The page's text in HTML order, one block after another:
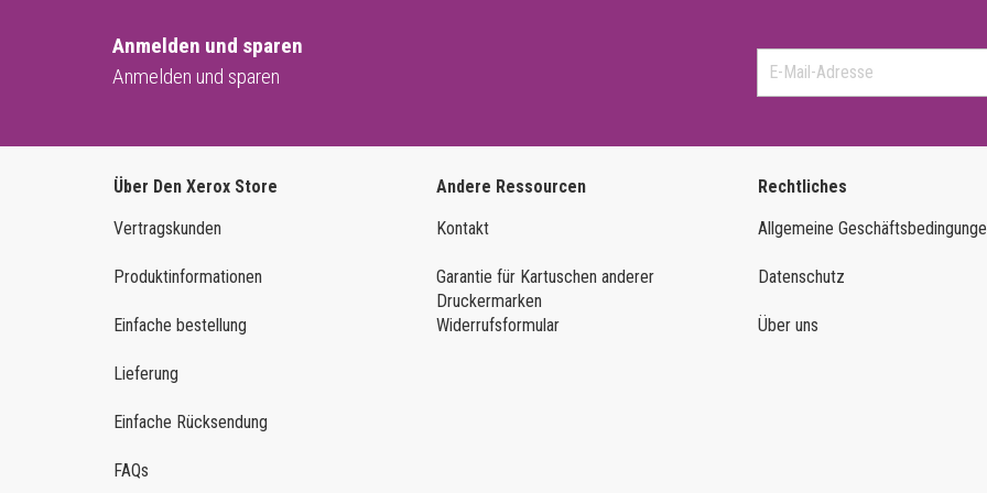
Anmelden und sparen
Anmelden und sparen
Über Den Xerox Store
Vertragskunden
Produktinformationen
Einfache bestellung
Lieferung
Einfache Rücksendung
FAQs
Andere Ressourcen
Kontakt
Garantie für Kartuschen anderer
Druckermarken
Widerrufsformular
Rechtliches
Allgemeine
Datenschutz
Über uns